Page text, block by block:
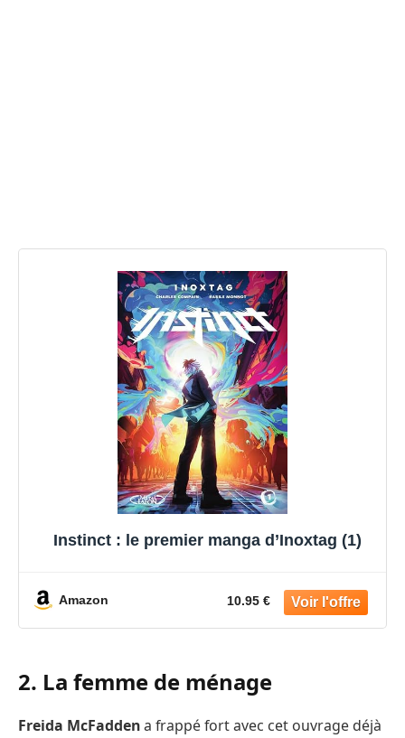
Instinct : le premier manga d’Inoxtag (1)
Amazon 10.95 €
2. La femme de ménage
Freida McFaddena frappé fort avec cet ouvrage déjà